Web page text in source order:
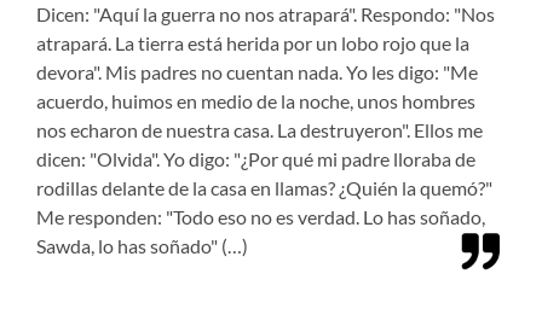
Dicen: "Aquí la guerra no nos atrapará". Respondo: "Nos
atrapará. La tierra está herida por un lobo rojo que la
devora". Mis padres no cuentan nada. Yo les digo: "Me
acuerdo, huimos en medio de la noche, unos hombres
nos echaron de nuestra casa. La destruyeron". Ellos me
dicen: "Olvida". Yo digo: "¿Por qué mi padre lloraba de
rodillas delante de la casa en llamas? ¿Quién la quemó?"
Me responden: "Todo eso no es verdad. Lo has soñado,
Sawda, lo has soñado" (…)